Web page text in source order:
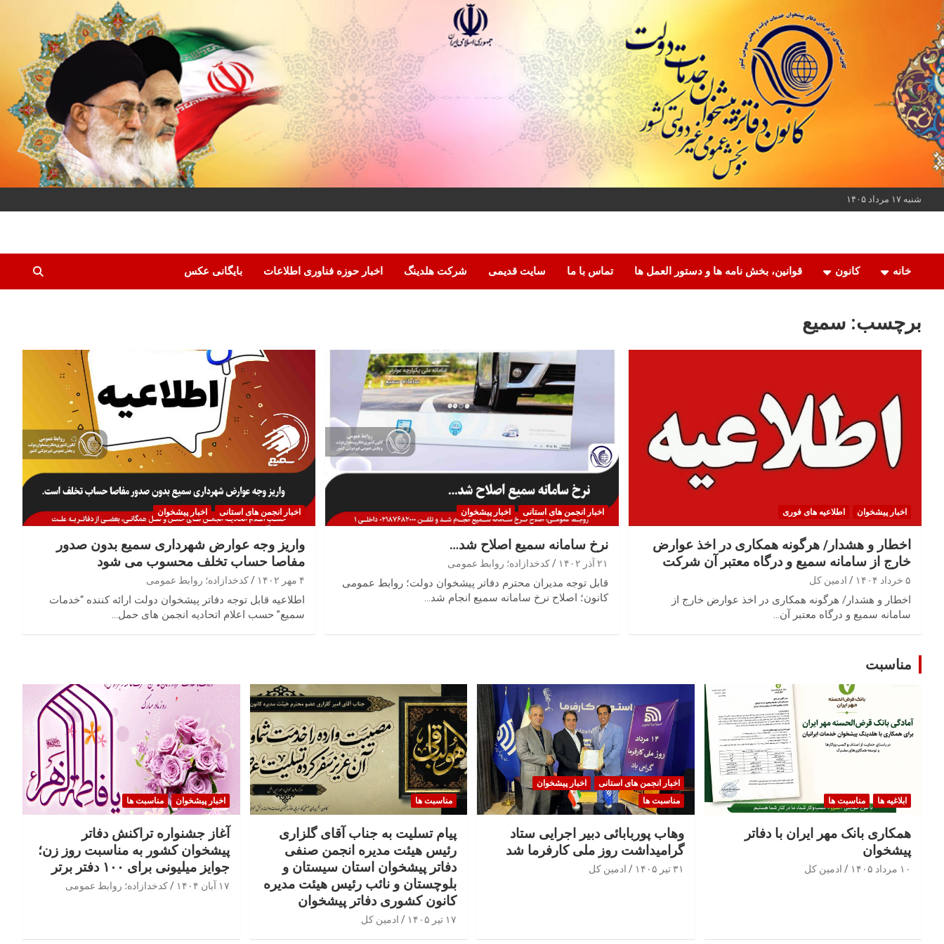
به
محتوا
بروید
شنبه ۱۷ مرداد ۱۴۰۵
کانون دفاتر پیشخوان
خانه کانون قوانین، بخش نامه ها و دستور العمل ها تماس با ما سایت قدیمی شرکت هلدینگ اخبار حوزه فناوری اطلاعات بایگانی عکس
برچسب: سمیع
اخبار پیشخوان اطلاعیه های فوری
اخطار و هشدار/ هرگونه همکاری در اخذ عوارض
خارج از سامانه سمیع و درگاه معتبر آن شرکت
۵ خرداد ۱۴۰۴ ادمین کل
اخطار و هشدار/ هرگونه همکاری در اخذ عوارض خارج از
سامانه سمیع و درگاه معتبر آن…
اخبار انجمن های استانی اخبار پیشخوان
نرخ سامانه سمیع اصلاح شد…
۲۱ آذر ۱۴۰۲ کدخدازاده؛ روابط عمومی
قابل توجه مدیران محترم دفاتر پیشخوان دولت؛ روابط عمومی
کانون؛ اصلاح نرخ سامانه سمیع انجام شد…
اخبار انجمن های استانی اخبار پیشخوان
واریز وجه عوارض شهرداری سمیع بدون صدور
مفاصا حساب تخلف محسوب می شود
۴ مهر ۱۴۰۲ کدخدازاده؛ روابط عمومی
اطلاعیه قابل توجه دفاتر پیشخوان دولت ارائه کننده “خدمات
سمیع” حسب اعلام اتحادیه انجمن های حمل…
مناسبت
ابلاغیه ها مناسبت ها
همکاری بانک مهر ایران با دفاتر
پیشخوان
۱۰ مرداد ۱۴۰۵ ادمین کل
اخبار انجمن های استانی
اخبار پیشخوان
مناسبت ها
وهاب پوربابائی دبیر اجرایی ستاد
گرامیداشت روز ملی کارفرما شد
۳۱ تیر ۱۴۰۵ ادمین کل
مناسبت ها
پیام تسلیت به جناب آقای گلزاری
رئیس هیئت مدیره انجمن صنفی
دفاتر پیشخوان استان سیستان و
بلوچستان و نائب رئیس هیئت مدیره
کانون کشوری دفاتر پیشخوان
۱۷ تیر ۱۴۰۵ ادمین کل
اخبار پیشخوان مناسبت ها
آغاز جشنواره تراکنش دفاتر
پیشخوان کشور به مناسبت روز زن؛
جوایز میلیونی برای ۱۰۰ دفتر برتر
۱۷ آبان ۱۴۰۴ کدخدازاده؛ روابط عمومی